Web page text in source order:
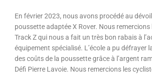
En février 2023, nous avons procédé au
poussette adaptée X Rover. Nous
Track Z qui nous a fait un très bon rabais à
équipement spécialisé. L’école a pu défrayer
des coûts de la poussette grâce à l’argent
Défi Pierre Lavoie. Nous remercions les